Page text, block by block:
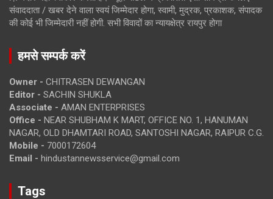
संवाददाता / खबर देने वाला स्वयं जिम्मेदार होगा, स्वामी, मुद्रक, प्रकाशक, संपादक
की कोई भी जिम्मेदारी नहीं होगी. सभी विवादों का न्यायक्षेत्र रायपुर होगा
हमसे सम्पर्क करें
Owner - CHITRASEN DEWANGAN
Editor - SACHIN SHUKLA
Associate - AMAN ENTERPRISES
Office - NEAR SHUBHAM K MART, OFFICE NO. 1, HANUMAN
NAGAR, OLD DHAMTARI ROAD, SANTOSHI NAGAR, RAIPUR C.G.
Mobile - 7000172604
Email - hindustannewsservice@gmail.com
Tags